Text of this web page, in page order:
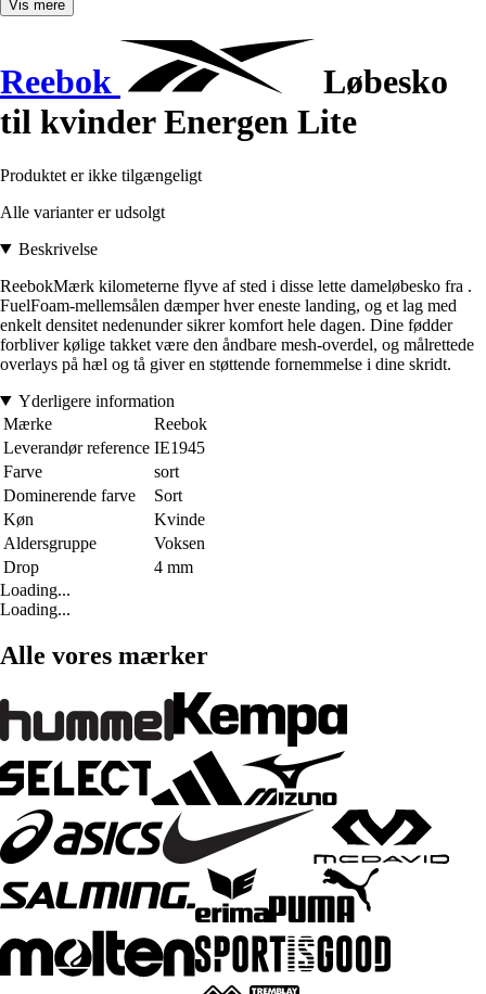
Vis mere
Reebok
Løbesko
til kvinder Energen Lite
Produktet er ikke tilgængeligt
Alle varianter er udsolgt
Beskrivelse
ReebokMærk kilometerne flyve af sted i disse lette dameløbesko fra .
FuelFoam-mellemsålen dæmper hver eneste landing, og et lag med
enkelt densitet nedenunder sikrer komfort hele dagen. Dine fødder
forbliver kølige takket være den åndbare mesh-overdel, og målrettede
overlays på hæl og tå giver en støttende fornemmelse i dine skridt.
Yderligere information
Mærke
Reebok
Leverandør reference IE1945
Farve
sort
Dominerende farve
Sort
Køn
Kvinde
Aldersgruppe
Voksen
Drop
4 mm
Loading...
Loading...
Alle vores mærker